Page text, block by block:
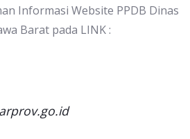
Informasi Website PPDB Dinas
Barat pada LINK :